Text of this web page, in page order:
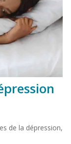
de la dépression,